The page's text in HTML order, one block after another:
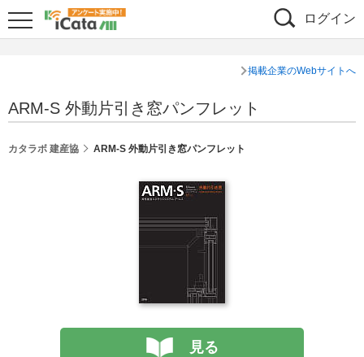
ログイン
掲載企業のWebサイトへ
ARM-S 外動片引き窓パンフレット
カタラボ 建産協 ARM-S 外動片引き窓パンフレット
見る